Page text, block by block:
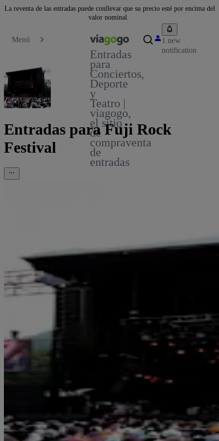
La reventa de las entradas puede conllevar que su precio esté por encima del
valor nominal.
Menú
Entradas
para
Conciertos,
Deporte
y
Teatro |
viagogo,
el sitio
de
compraventa
de
entradas
1 new
notification
Entradas para Fuji Rock
Festival